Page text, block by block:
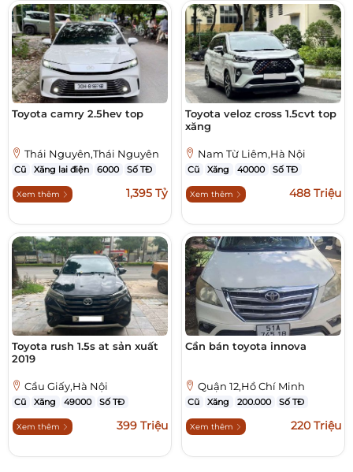
Toyota camry 2.5hev top
Thái Nguyên,Thái Nguyên
Cũ Xăng lai điện 6000 Số TĐ
Xem thêm 1,395 Tỷ
Toyota veloz cross 1.5cvt top
xăng
Nam Từ Liêm,Hà Nội
Cũ Xăng 40000 Số TĐ
Xem thêm 488 Triệu
Toyota rush 1.5s at sản xuất
2019
Cầu Giấy,Hà Nội
Cũ Xăng 49000 Số TĐ
Xem thêm 399 Triệu
Cần bán toyota innova
Quận 12,Hồ Chí Minh
Cũ Xăng 200.000 Số TĐ
Xem thêm 220 Triệu